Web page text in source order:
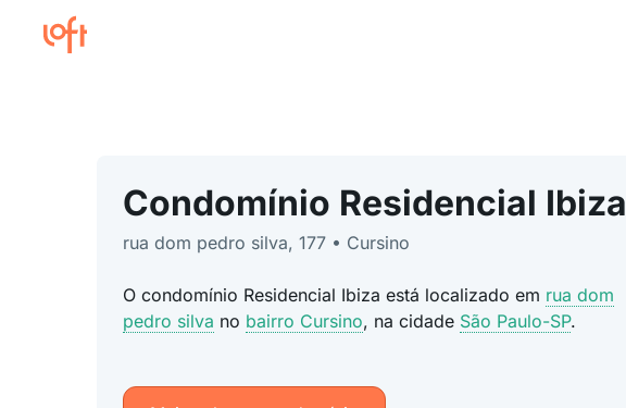
Condomínio Residencial Ibiza
rua dom pedro silva, 177 • Cursino
O condomínio Residencial Ibiza está localizado em rua dom
pedro silva no bairro Cursino, na cidade São Paulo-SP.